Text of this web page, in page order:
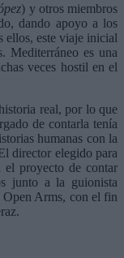
) y otros miembros
dando apoyo a los
ellos, este viaje inicial
Mediterráneo es una
veces hostil en el
real, por lo que
de contarla tenía
humanas con la
director elegido para
el proyecto de contar
junto a la guionista
Arms, con el fin